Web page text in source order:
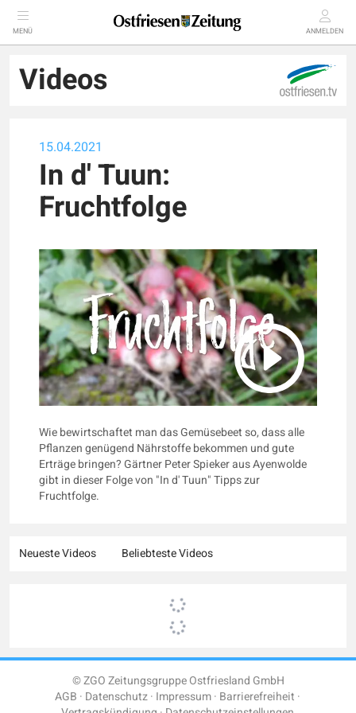
MENÜ ANMELDEN
Videos
15.04.2021
In d' Tuun:
Fruchtfolge
Wie bewirtschaftet man das Gemüsebeet so, dass alle
Pflanzen genügend Nährstoffe bekommen und gute
Erträge bringen? Gärtner Peter Spieker aus Ayenwolde
gibt in dieser Folge von "In d' Tuun" Tipps zur
Fruchtfolge.
Neueste Videos Beliebteste Videos
© ZGO Zeitungsgruppe Ostfriesland GmbH
AGB Datenschutz Impressum Barrierefreiheit